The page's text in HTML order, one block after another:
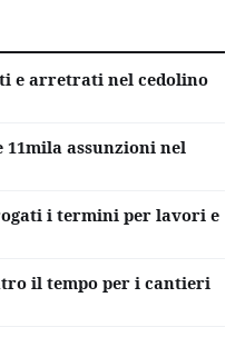
e arretrati nel cedolino
11mila assunzioni nel
i termini per lavori e
il tempo per i cantieri